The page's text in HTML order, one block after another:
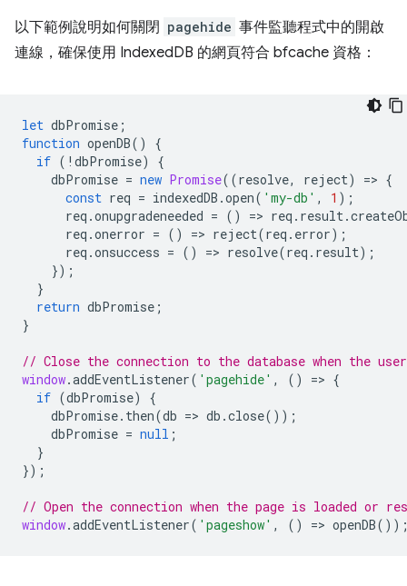
以下範例說明如何關閉 pagehide 事件監聽程式中的開啟
連線，確保使用 IndexedDB 的網頁符合 bfcache 資格：
let dbPromise ;
function openDB()
{
if ( ! dbPromise)
{
dbPromise = new Promise((resolve, reject) => {
const req = indexedDB .open( 'my-db' , 1 );
req .onupgradeneeded = () => req . result.
req .onerror = () => reject(req . error);
req .onsuccess = () => resolve(req . result);
});
}
return dbPromise ;
}
// Close the connection to the database when the
window.addEventListener( 'pagehide' , () => {
if (dbPromise)
{
dbPromise. then(db => db .close());
dbPromise = null ;
}
});
// Open the connection when the page is loaded or
window.addEventListener( 'pageshow' , () => openDB